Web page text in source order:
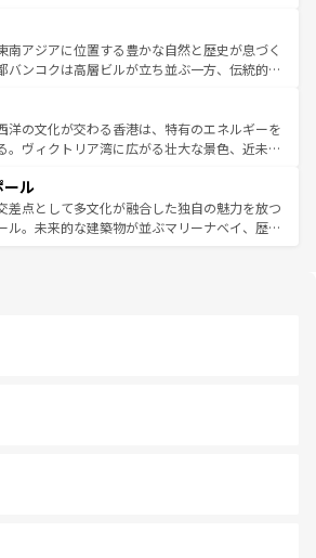
まれながら、韓国の多彩な魅力を心ゆくまで味
わってみてほしい。 なお、新着の韓国情報はコンテンツ一
てほしい。
と共に伝統が息づく。ハノイの古い町並みやホ
のフランス統治時代の建物も、独特の雰囲気を
いる。また、バラエティの豊かさとおいしさで
ーやバインミー、ベトナムコーヒーなどは、ぜ
わいたい。どの地域を訪れてもあたたかい人々
迎えてくれるので、きっと忘れられない旅にな
い。
南アジアに位置する豊かな自然と歴史が息づく
バンコクは高層ビルが立ち並ぶ一方、伝統的な
差している。北部ではチェンマイなどの山岳地
触れ合い、南部ではプーケットやクラビの美し
リゾート気分を楽しむことができる。タイ料理
候は一年中温暖で、どの季節にも異なる楽しみ
る。親しみやすいタイの人々、仏教を中心とし
して多様な観光資源が、訪れる旅人を魅了し続
洋の文化が交わる香港は、特有のエネルギーを
。ヴィクトリア湾に広がる壮大な景色、近未来
訪れても感動するはず。観光スポットが密集し
率よく見どころを回れるのも魅力。息をのむよ
ら文化的な体験まで、香港を存分に楽しみ尽く
ール
差点として多文化が融合した独自の魅力を放つ
ル。未来的な建築物が並ぶマリーナベイ、歴史
ーズは地元の風情を楽しめる外せないスポット